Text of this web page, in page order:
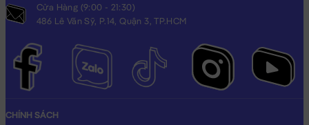
Cửa Hàng (9:00 - 21:30)
486 Lê Văn Sỹ, P.14, Quận 3, TP.HCM
CHÍNH SÁCH